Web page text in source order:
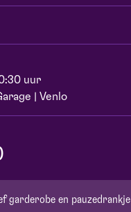
uur
| Venlo
garderobe en pauzedrankje